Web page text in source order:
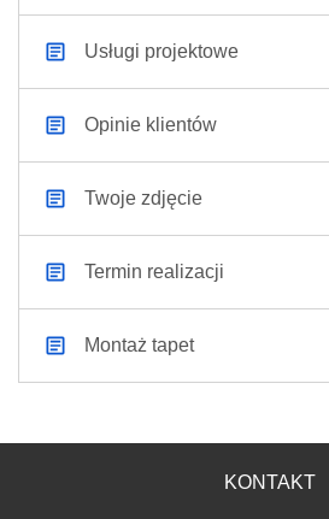
Usługi projektowe
Opinie klientów
Twoje zdjęcie
Termin realizacji
Montaż tapet
KONTAKT